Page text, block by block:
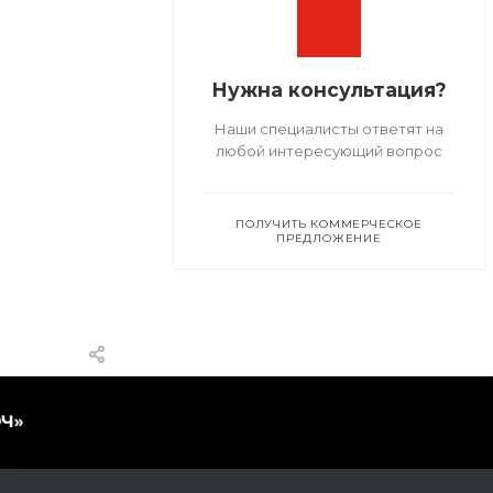
Нужна консультация?
Наши специалисты ответят на
любой интересующий вопрос
ПОЛУЧИТЬ КОММЕРЧЕСКОЕ
ПРЕДЛОЖЕНИЕ